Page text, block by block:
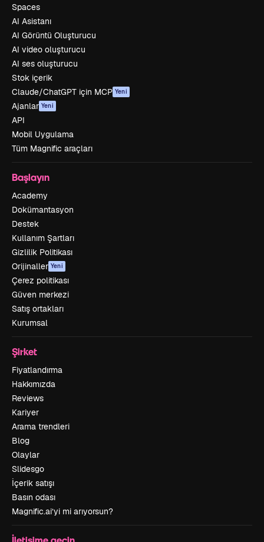
Spaces
AI Asistanı
AI Görüntü Oluşturucu
AI video oluşturucu
AI ses oluşturucu
Stok içerik
Claude/ChatGPT için MCP Yeni
Ajanlar Yeni
API
Mobil Uygulama
Tüm Magnific araçları
Başlayın
Academy
Dokümantasyon
Destek
Kullanım Şartları
Gizlilik Politikası
Orijinaller Yeni
Çerez politikası
Güven merkezi
Satış ortakları
Kurumsal
Şirket
Fiyatlandırma
Hakkımızda
Reviews
Kariyer
Arama trendleri
Blog
Olaylar
Slidesgo
İçerik satışı
Basın odası
Magnific.ai’yi mi arıyorsun?